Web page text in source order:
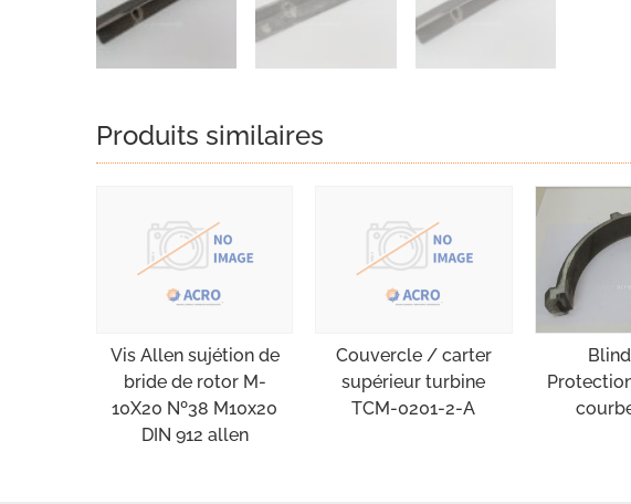
Produits similaires
Vis Allen sujétion de
bride de rotor M-
10X20 Nº38 M10x20
DIN 912 allen
Couvercle / carter
supérieur turbine
TCM-0201-2-A